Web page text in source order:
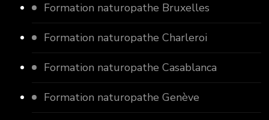
Formation naturopathe Bruxelles
Formation naturopathe Charleroi
Formation naturopathe Casablanca
Formation naturopathe Genève